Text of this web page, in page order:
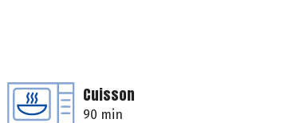
Cuisson
90 min